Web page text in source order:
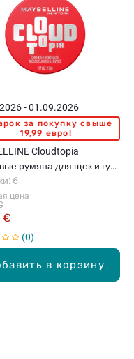
в корзину
- 01.09.2026
за покупку свыше
19,99 евро!
Cloudtopia
румяна для щек и губ,
цена
€
6
0